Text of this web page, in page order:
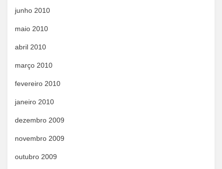
junho 2010
maio 2010
abril 2010
março 2010
fevereiro 2010
janeiro 2010
dezembro 2009
novembro 2009
outubro 2009